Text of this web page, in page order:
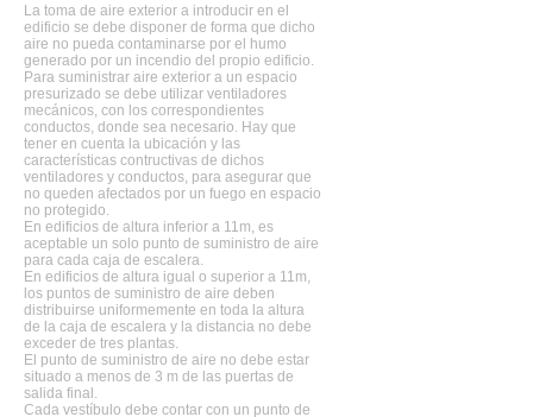
La toma de aire exterior a introducir en el
edificio se debe disponer de forma que dicho
aire no pueda contaminarse por el humo
generado por un incendio del propio edificio.
Para suministrar aire exterior a un espacio
presurizado se debe utilizar ventiladores
mecánicos, con los correspondientes
conductos, donde sea necesario. Hay que
tener en cuenta la ubicación y las
características contructivas de dichos
ventiladores y conductos, para asegurar que
no queden afectados por un fuego en espacio
no protegido.
En edificios de altura inferior a 11m, es
aceptable un solo punto de suministro de aire
para cada caja de escalera.
En edificios de altura igual o superior a 11m,
los puntos de suministro de aire deben
distribuirse uniformemente en toda la altura
de la caja de escalera y la distancia no debe
exceder de tres plantas.
El punto de suministro de aire no debe estar
situado a menos de 3 m de las puertas de
salida final.
Cada vestíbulo debe contar con un punto de